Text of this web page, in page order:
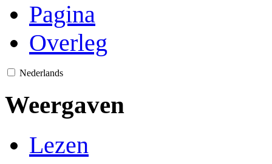
Pagina
Overleg
Nederlands
Weergaven
Lezen